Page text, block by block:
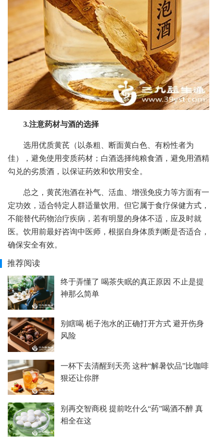
3.注意药材与酒的选择
选用优质黄芪（以条粗、断面黄白色、有粉性者为
佳），避免使用变质药材；白酒选择纯粮食酒，避免用酒精
勾兑的劣质酒，以保证药效和饮用安全。
总之，黄芪泡酒在补气、活血、增强免疫力等方面有一
定功效，适合特定人群适量饮用。但它属于食疗保健方式，
不能替代药物治疗疾病，若有明显的身体不适，应及时就
医。饮用前最好咨询中医师，根据自身体质判断是否适合，
确保安全有效。
推荐阅读
终于弄懂了 喝茶失眠的真正原因 不止是提
神那么简单
别瞎喝 栀子泡水的正确打开方式 避开伤身
风险
一杯下去清醒到天亮 这种“解暑饮品”比咖啡
狠还让你胖
别再交智商税 提前吃什么“药”喝酒不醉 真
相全在这